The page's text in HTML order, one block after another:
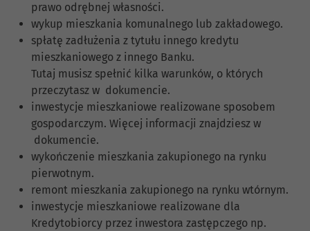
prawo odrębnej własności.
wykup mieszkania komunalnego lub zakładowego.
spłatę zadłużenia z tytułu innego kredytu
mieszkaniowego z innego Banku.
Tutaj musisz spełnić kilka warunków, o których
przeczytasz w dokumencie.
inwestycje mieszkaniowe realizowane sposobem
gospodarczym. Więcej informacji znajdziesz w
dokumencie.
wykończenie mieszkania zakupionego na rynku
pierwotnym.
remont mieszkania zakupionego na rynku wtórnym.
inwestycje mieszkaniowe realizowane dla
Kredytobiorcy przez inwestora zastępczego np.